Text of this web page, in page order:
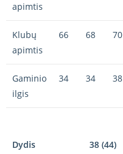
apimtis
Klubų
apimtis
66 68 70
Gaminio
ilgis
34 34 38
Dydis 38 (44)